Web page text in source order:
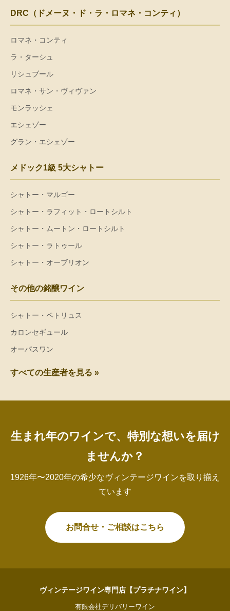
DRC（ドメーヌ・ド・ラ・ロマネ・コンティ）
ロマネ・コンティ
ラ・ターシュ
リシュブール
ロマネ・サン・ヴィヴァン
モンラッシェ
エシェゾー
グラン・エシェゾー
メドック1級 5大シャトー
シャトー・マルゴー
シャトー・ラフィット・ロートシルト
シャトー・ムートン・ロートシルト
シャトー・ラトゥール
シャトー・オーブリオン
その他の銘醸ワイン
シャトー・ペトリュス
カロンセギュール
オーパスワン
すべての生産者を見る »
生まれ年のワインで、特別な想いを届け
ませんか？
1926年〜2020年の希少なヴィンテージワインを取り揃え
ています
お問合せ・ご相談はこちら
ヴィンテージワイン専門店【プラチナワイン】
有限会社デリバリーワイン